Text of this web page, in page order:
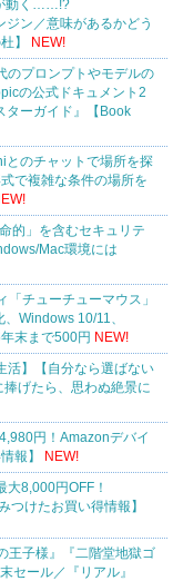
が動く……!?
ン／意味があるかどう
】 NEW!
のプロンプトやモデルの
の公式ドキュメント2
ターガイド』【Book
とのチャットで場所を探
で複雑な条件の場所を
的」を含むセキュリテ
Mac環境には
チューチューマウス」
Windows 10/11、
末まで500円 NEW!
活】【自分なら選ばない
げたら、思わぬ絶景に
円！Amazonデバイ
報】 NEW!
8,000円OFF！
つけたお買い得情報】
王子様』『二階堂地獄ゴ
セール／『リアル』